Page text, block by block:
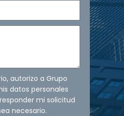
autorizo a Grupo
datos personales
mi solicitud
necesario.